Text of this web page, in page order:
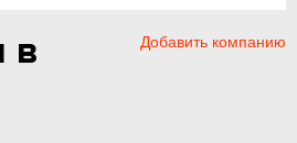
Добавить компанию
в